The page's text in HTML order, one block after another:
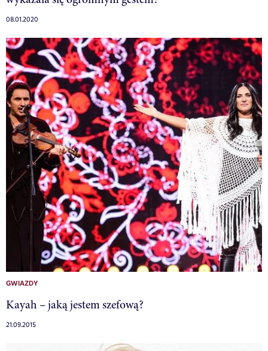
08.01.2020
GWIAZDY
Kayah – jaką jestem szefową?
21.09.2015